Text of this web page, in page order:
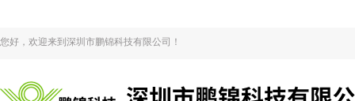
您好，欢迎来到深圳市鹏锦科技有限公司！